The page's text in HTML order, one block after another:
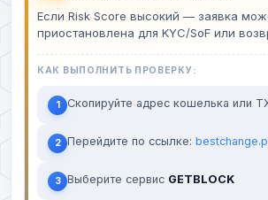
Если Risk Score высокий — заявка
приостановлена для KYC/SoF или
КАК ВЫПОЛНИТЬ ПРОВЕРКУ:
1 Скопируйте адрес кошелька или
2 Перейдите по ссылке:
3 Выберите сервис GETBLOCK